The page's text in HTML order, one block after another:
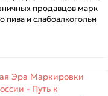
продавцов марк
пива и слабоалкогольн